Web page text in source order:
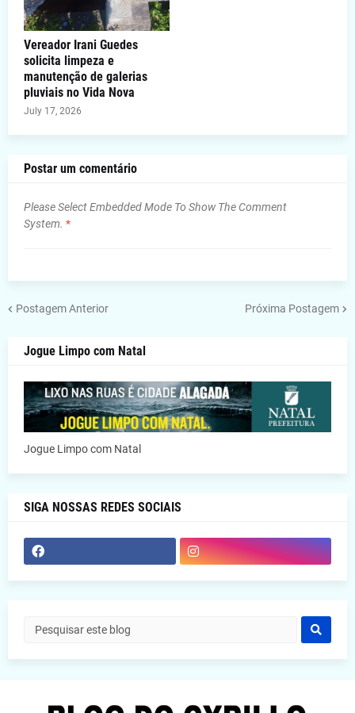
Vereador Irani Guedes
solicita limpeza e
manutenção de galerias
pluviais no Vida Nova
July 17, 2026
Postar um comentário
Please Select Embedded Mode To Show The Comment
System. *
Postagem Anterior Próxima Postagem
Jogue Limpo com Natal
Jogue Limpo com Natal
SIGA NOSSAS REDES SOCIAIS